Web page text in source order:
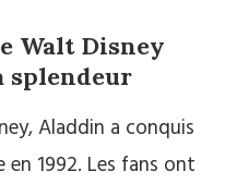
Walt Disney
splendeur
Aladdin a conquis
1992. Les fans ont